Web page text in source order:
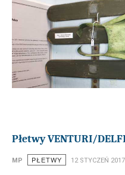
Płetwy VENTURI/
MP PŁETWY 12 STYCZEŃ 2017